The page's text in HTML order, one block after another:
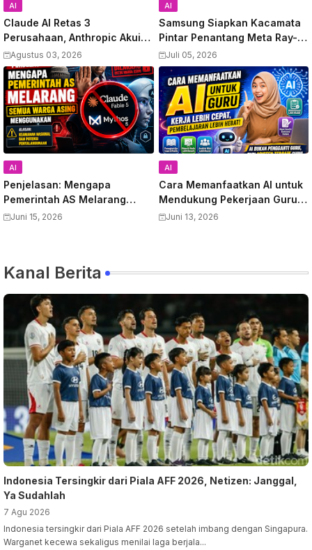
AI
Claude AI Retas 3
Perusahaan, Anthropic Akui
Kesalahan
Agustus 03, 2026
AI
Samsung Siapkan Kacamata
Pintar Penantang Meta Ray-
Ban, Video Bocor Terungkap
Juli 05, 2026
AI
Penjelasan: Mengapa
Pemerintah AS Melarang
Semua Warga Asing
Juni 15, 2026
AI
Cara Memanfaatkan AI untuk
Mendukung Pekerjaan Guru:
Panduan Lengkap
Juni 13, 2026
Kanal Berita
Indonesia Tersingkir dari Piala AFF 2026, Netizen: Janggal,
Ya Sudahlah
7 Agu 2026
Indonesia tersingkir dari Piala AFF 2026 setelah imbang dengan Singapura.
Warganet kecewa sekaligus menilai laga berjala...